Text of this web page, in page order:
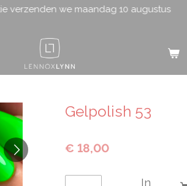
verzenden we maandag 10 augustus
Gelpolish 53
€ 18,00
In